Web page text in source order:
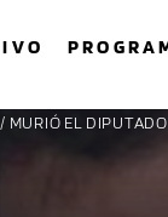
/ MURIÓ EL